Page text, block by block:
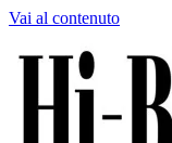
Vai al contenuto